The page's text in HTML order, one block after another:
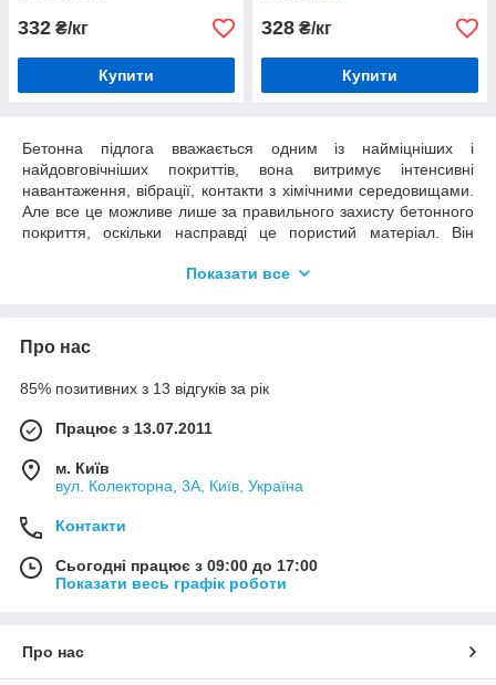
Комплексне рішення
Найбільш тверде і зносостійке покриття
332 ₴/кг
Купити
328 ₴/кг
Купити
Бетонна підлога вважається одним із найміцніших і
найдовговічніших покриттів, вона витримує інтенсивні
навантаження, вібрації, контакти з хімічними середовищами.
Але все це можливе лише за правильного захисту бетонного
покриття, оскільки насправді це пористий матеріал. Він
призводить до його подальшого поступового руйнування від
затверджувачами виступає саме тим захисним покриттям, що
впливу речовин, навантажень. Придбати такий якісний ЛФМ
Епоксидна фарба по бетону – сфери
застосування, переваги покриття
нетоксичність,
квартирах, приватних будинках та офісах;
Показати все
Про нас
85% позитивних з 13 відгуків за рік
Працює з 13.07.2011
м. Київ
вул. Колекторна, 3А, Київ, Україна
Контакти
Сьогодні працює з 09:00 до 17:00
Показати весь графік роботи
Про нас